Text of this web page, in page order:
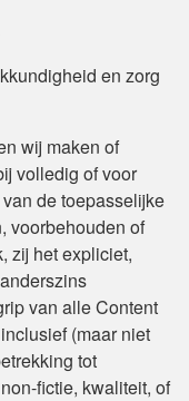
en zorg
wij maken of
volledig of voor
de toepasselijke
voorbehouden of
zij het expliciet,
van alle Content
(maar niet
tot
fictie, kwaliteit, of